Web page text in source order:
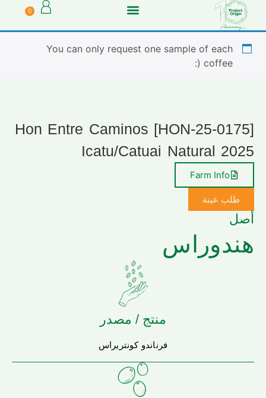
0
You can only request one sample of each
coffee (:
[HON-25-0175] Hon Entre Caminos
Icatu/Catuai Natural 2025
Farm Info
طلب عينة
أصل
هندوراس
منتج / مصدر
فرناندو كونتريراس